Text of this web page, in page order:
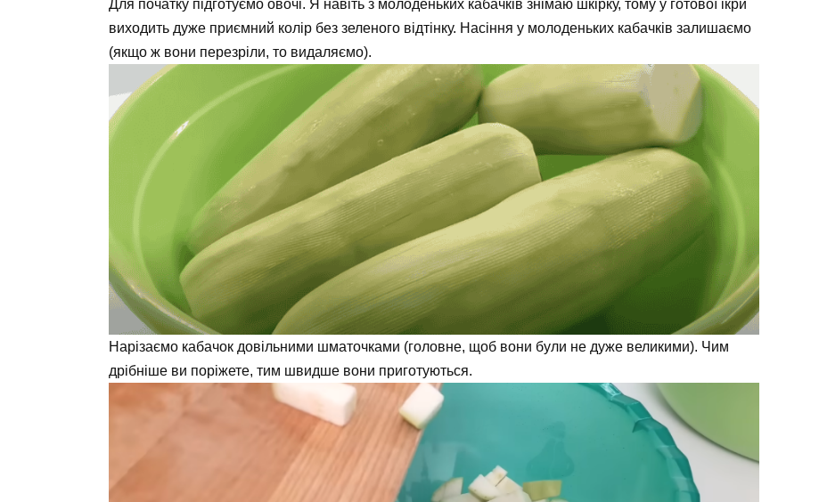
Для початку підготуємо овочі. Я навіть з молоденьких кабачків знімаю шкірку, тому у готової ікри
виходить дуже приємний колір без зеленого відтінку. Насіння у молоденьких кабачків залишаємо
(якщо ж вони перезріли, то видаляємо).
Нарізаємо кабачок довільними шматочками (головне, щоб вони були не дуже великими). Чим
дрібніше ви поріжете, тим швидше вони приготуються.